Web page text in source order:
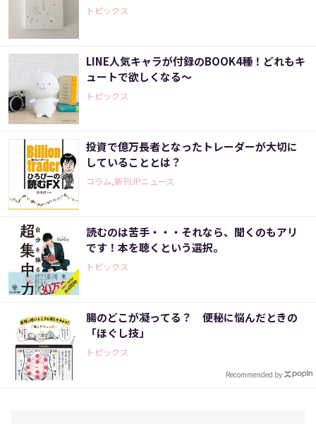
トピックス
LINE人気キャラが付録のBOOK4種！どれもキ
ュートで欲しくなる～
トピックス
投資で億万長者となったトレーダーが大切に
していることとは？
コラム,新刊JPニュース
読むのは苦手・・・それなら、聞くのもアリ
です！本を聴くという選択。
トピックス
腸のどこが凝ってる？ 便秘に悩んだときの
「ほぐし技」
トピックス
Recommended by